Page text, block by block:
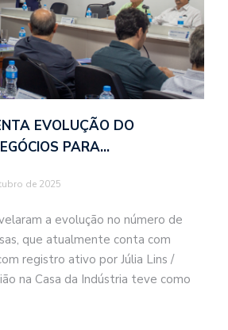
EVOLUÇÃO DO
PARA…
de 2025
a evolução no número de
que atualmente conta com
registro ativo por Júlia Lins /
na Casa da Indústria teve como